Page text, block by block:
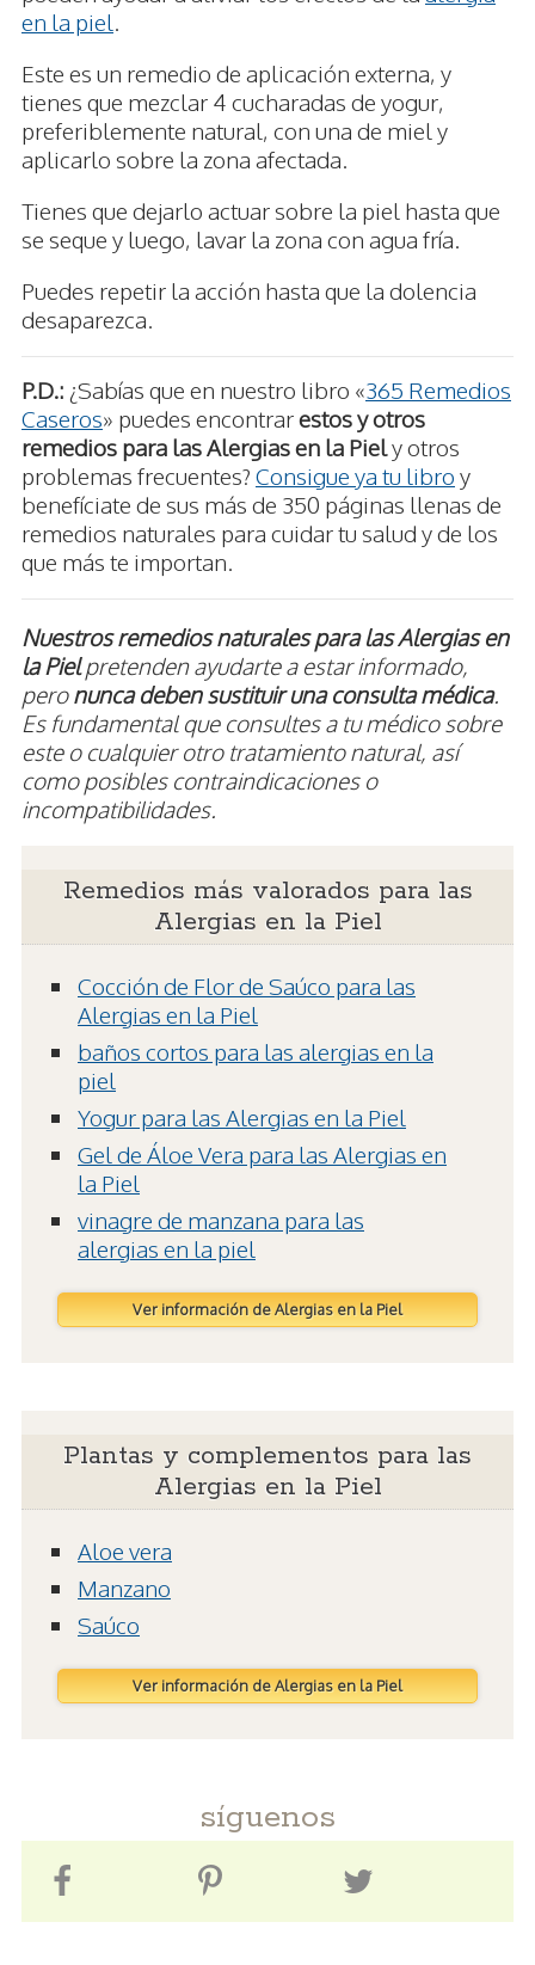
en la piel
Este es un remedio de aplicación externa, y
tienes que mezclar 4 cucharadas de yogur,
preferiblemente natural, con una de miel y
aplicarlo sobre la zona afectada.
Tienes que dejarlo actuar sobre la piel hasta que
se seque y luego, lavar la zona con agua fría.
Puedes repetir la acción hasta que la dolencia
desaparezca.
P.D.: ¿Sabías que en nuestro libro «365 Remedios
Caseros» puedes encontrarestos y otros
remedios para las Alergias en la Piel y otros
problemas frecuentes? Consigue ya tu libro y
benefíciate de sus más de 350 páginas llenas de
remedios naturales para cuidar tu salud y de los
que más te importan.
Nuestros remedios naturales para las Alergias en
la Pielpretenden ayudarte a estar informado,
peronunca deben sustituir una consulta médica.
Es fundamental que consultes a tu médico sobre
este o cualquier otro tratamiento natural, así
como posibles contraindicaciones o
incompatibilidades.
Remedios más valorados para las
Alergias en la Piel
Cocción de Flor de Saúco para las
Alergias en la Piel
baños cortos para las alergias en la
piel
Yogur para las Alergias en la Piel
Gel de Áloe Vera para las Alergias en
la Piel
vinagre de manzana para las
alergias en la piel
Ver información de Alergias en la Piel
Plantas y complementos para las
Alergias en la Piel
Aloe vera
Manzano
Saúco
Ver información de Alergias en la Piel
síguenos